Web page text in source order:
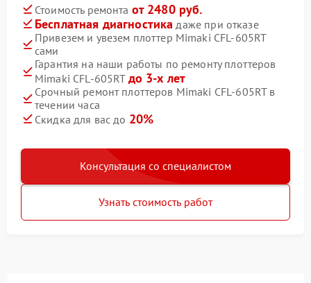
Стоимость ремонта от 2480 руб.
Бесплатная диагностика даже при отказе
Привезем и увезем плоттер Mimaki CFL-605RT
сами
Гарантия на наши работы по ремонту плоттеров
Mimaki CFL-605RT до 3-х лет
Срочный ремонт плоттеров Mimaki CFL-605RT в
течении часа
Скидка для вас до 20%
Консультация со специалистом
Узнать стоимость работ